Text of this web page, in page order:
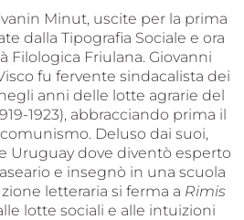
Minut, uscite per la prima
dalla Tipografia Sociale e ora
Filologica Friulana. Giovanni
fu fervente sindacalista dei
anni delle lotte agrarie del
1923), abbracciando prima il
Deluso dai suoi,
Uruguay dove diventò esperto
e insegnò in una scuola
letteraria si ferma a Rimis
lotte sociali e alle intuizioni